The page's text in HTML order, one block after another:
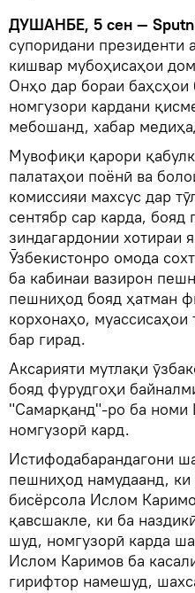
ДУШАНБЕ, 5 сен —
супоридани президенти
кишвар мубоҳисаҳои
Онҳо дар бораи
номгузори кардани
мебошанд, хабар
Мувофиқи қарори
палатаҳои поёнӣ ва
комиссияи махсус дар
сентябр сар карда,
зиндагардонии хотираи
Ӯзбекистонро омода
ба кабинаи вазирон
пешниҳод бояд ҳатман
корхонаҳо,
бар гирад.
Аксарияти мутлақи
бояд фурудгоҳи
"Самарқанд"-ро ба
номгузорӣ кард.
Истифодабарандагони
пешниҳод намудаанд, ки
бисёрсола Ислом
қавсшакле, ки ба
шуд, номгузорӣ карда
Ислом Каримов ба
гирифтор намешуд,